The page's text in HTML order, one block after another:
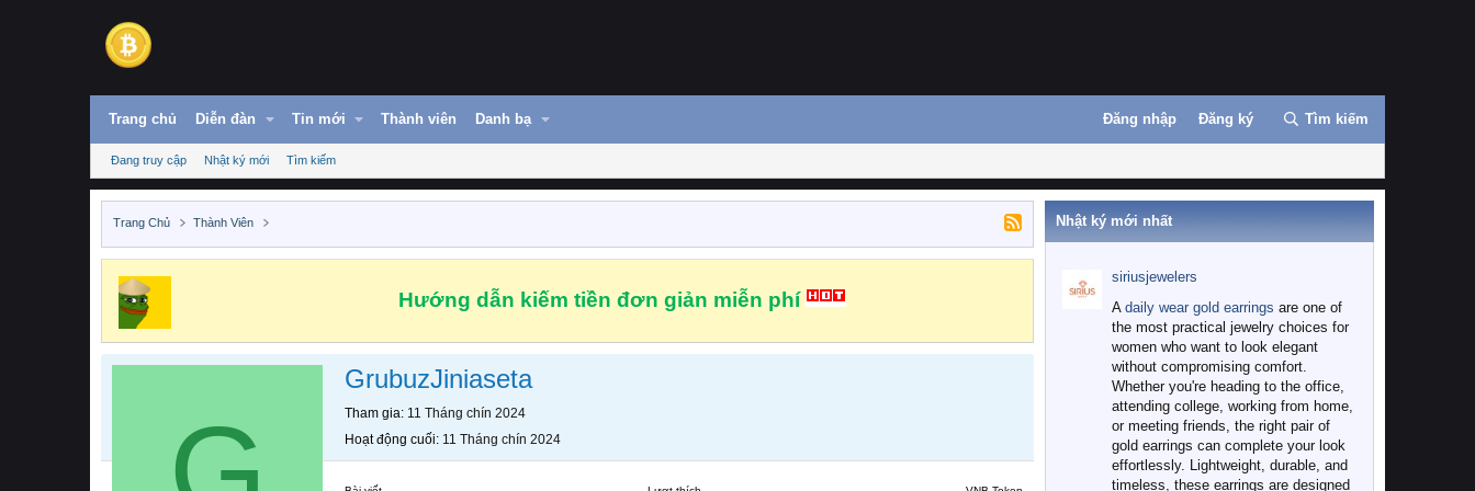
Trang chủ Diễn đàn Tin mới Thành viên Danh bạ Đăng nhập Đăng ký Tìm kiếm
Đang truy cập Nhật ký mới Tìm kiếm
Trang Chủ Thành Viên
Hướng dẫn kiếm tiền đơn giản miễn phí
GrubuzJiniaseta
Tham gia 11 Tháng chín 2024
Hoạt động cuối 11 Tháng chín 2024
Nhật ký mới nhất
siriusjewelers
A daily wear gold earrings are one of
the most practical jewelry choices for
women who want to look elegant
without compromising comfort.
Whether you're heading to the office,
attending college, working from home,
or meeting friends, the right pair of
gold earrings can complete your look
effortlessly. Lightweight, durable, and
timeless, these earrings are designed